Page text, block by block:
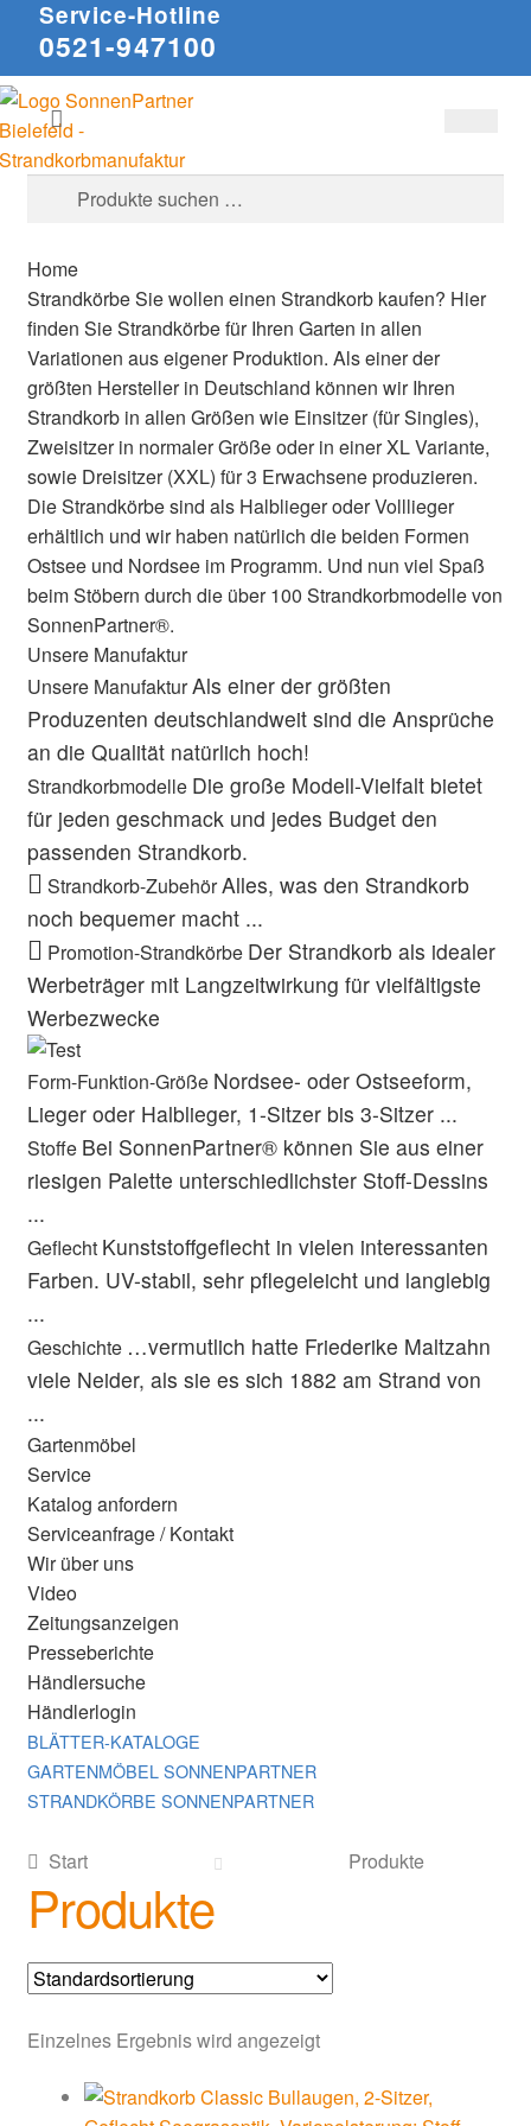
Service-Hotline
0521-947100
Zur
Navigation
springen
Zum
Inhalt
springen
Suche
Suchen
Home
StrandkörbeSie wollen einen Strandkorb kaufen? Hier
finden Sie Strandkörbe für Ihren Garten in allen
Variationen aus eigener Produktion. Als einer der
größten Hersteller in Deutschland können wir Ihren
Strandkorb in allen Größen wie Einsitzer (für Singles),
Zweisitzer in normaler Größe oder in einer XL Variante,
sowie Dreisitzer (XXL) für 3 Erwachsene produzieren.
Die Strandkörbe sind als Halblieger oder Volllieger
erhältlich und wir haben natürlich die beiden Formen
Ostsee und Nordsee im Programm. Und nun viel Spaß
beim Stöbern durch die über 100 Strandkorbmodelle von
SonnenPartner®.
Unsere Manufaktur
Unsere ManufakturAls einer der größten
Produzenten deutschlandweit sind die Ansprüche
an die Qualität natürlich hoch!
Strandkorbmodelle Die große Modell-Vielfalt bietet
für jeden geschmack und jedes Budget den
passenden Strandkorb.
Strandkorb-ZubehörAlles, was den Strandkorb
noch bequemer macht ...
Promotion-Strandkörbe Der Strandkorb als idealer
Werbeträger mit Langzeitwirkung für vielfältigste
Werbezwecke
Form-Funktion-Größe Nordsee- oder Ostseeform,
Lieger oder Halblieger, 1-Sitzer bis 3-Sitzer ...
Stoffe Bei SonnenPartner® können Sie aus einer
riesigen Palette unterschiedlichster Stoff-Dessins
...
Geflecht Kunststoffgeflecht in vielen interessanten
Farben. UV-stabil, sehr pflegeleicht und langlebig
...
Geschichte …vermutlich hatte Friederike Maltzahn
viele Neider, als sie es sich 1882 am Strand von
...
Gartenmöbel
Service
Katalog anfordern
Serviceanfrage / Kontakt
Wir über uns
Video
Zeitungsanzeigen
Presseberichte
Händlersuche
Händlerlogin
BLÄTTER-KATALOGE
GARTENMÖBEL SONNENPARTNER
STRANDKÖRBE SONNENPARTNER
Start Produkte
Produkte
Einzelnes Ergebnis wird angezeigt